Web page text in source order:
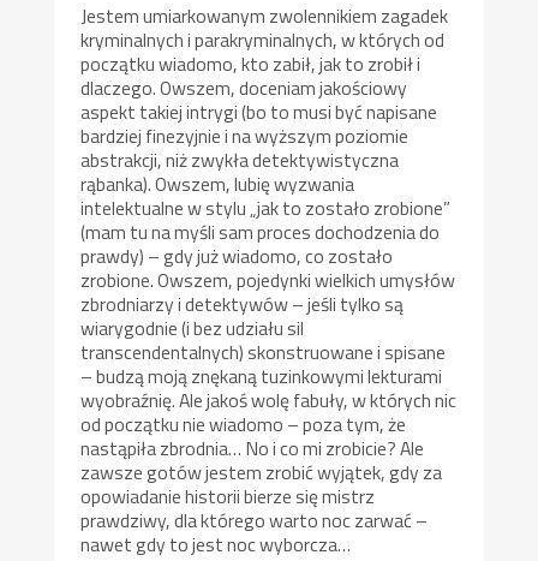
Jestem umiarkowanym zwolennikiem zagadek
kryminalnych i parakryminalnych, w których od
początku wiadomo, kto zabił, jak to zrobił i
dlaczego. Owszem, doceniam jakościowy
aspekt takiej intrygi (bo to musi być napisane
bardziej finezyjnie i na wyższym poziomie
abstrakcji, niż zwykła detektywistyczna
rąbanka). Owszem, lubię wyzwania
intelektualne w stylu „jak to zostało zrobione”
(mam tu na myśli sam proces dochodzenia do
prawdy) – gdy już wiadomo, co zostało
zrobione. Owszem, pojedynki wielkich umysłów
zbrodniarzy i detektywów – jeśli tylko są
wiarygodnie (i bez udziału sil
transcendentalnych) skonstruowane i spisane
– budzą moją znękaną tuzinkowymi lekturami
wyobraźnię. Ale jakoś wolę fabuły, w których nic
od początku nie wiadomo – poza tym, że
nastąpiła zbrodnia… No i co mi zrobicie? Ale
zawsze gotów jestem zrobić wyjątek, gdy za
opowiadanie historii bierze się mistrz
prawdziwy, dla którego warto noc zarwać –
nawet gdy to jest noc wyborcza…